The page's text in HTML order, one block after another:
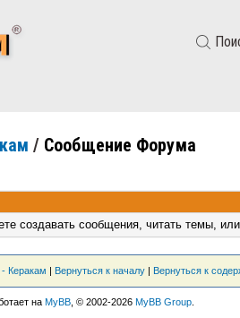
/ Сообщение Форума
создавать сообщения, читать темы,
Керакам | Вернуться к началу | Вернуться к
на MyBB , © 2002-2026 MyBB Group